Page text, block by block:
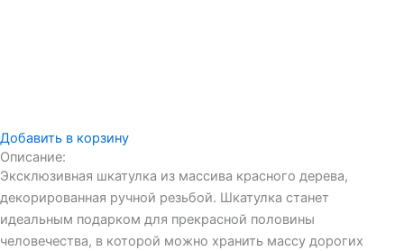
Добавить в корзину
Описание:
Эксклюзивная шкатулка из массива красного дерева,
декорированная ручной резьбой. Шкатулка станет
идеальным подарком для прекрасной половины
человечества, в которой можно хранить массу дорогих